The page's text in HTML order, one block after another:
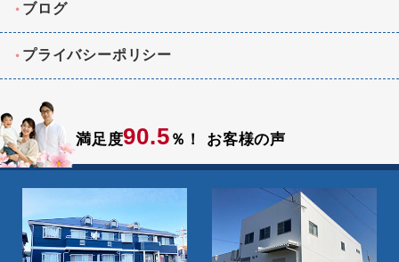
ブログ
プライバシーポリシー
満足度90.5 ％！ お客様の声